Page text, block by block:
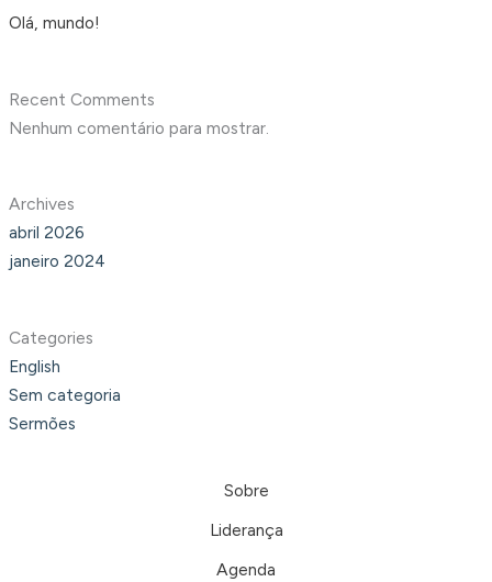
Olá, mundo!
Recent Comments
Nenhum comentário para mostrar.
Archives
abril 2026
janeiro 2024
Categories
English
Sem categoria
Sermões
Sobre
Liderança
Agenda